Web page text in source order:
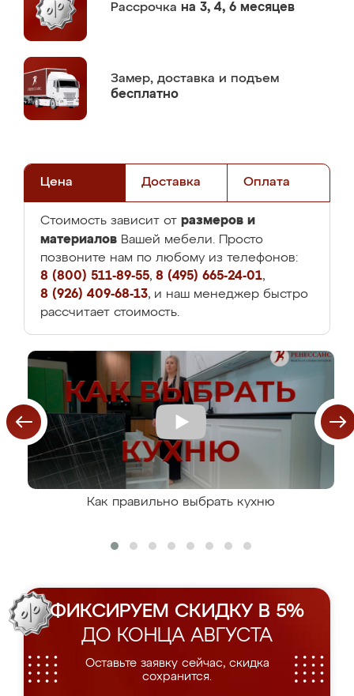
Рассрочка на 3, 4, 6 месяцев
Замер, доставка и подъем
бесплатно
Цена Доставка Оплата
Стоимость зависит от размеров и
материалов Вашей мебели. Просто
позвоните нам по любому из телефонов:
8 (800) 511-89-55, 8 (495) 665-24-01,
8 (926) 409-68-13, и наш менеджер быстро
рассчитает стоимость.
Как правильно выбрать кухню
ФИКСИРУЕМ СКИДКУ В 5%
ДО КОНЦА АВГУСТА
Оставьте заявку сейчас, скидка
сохранится.